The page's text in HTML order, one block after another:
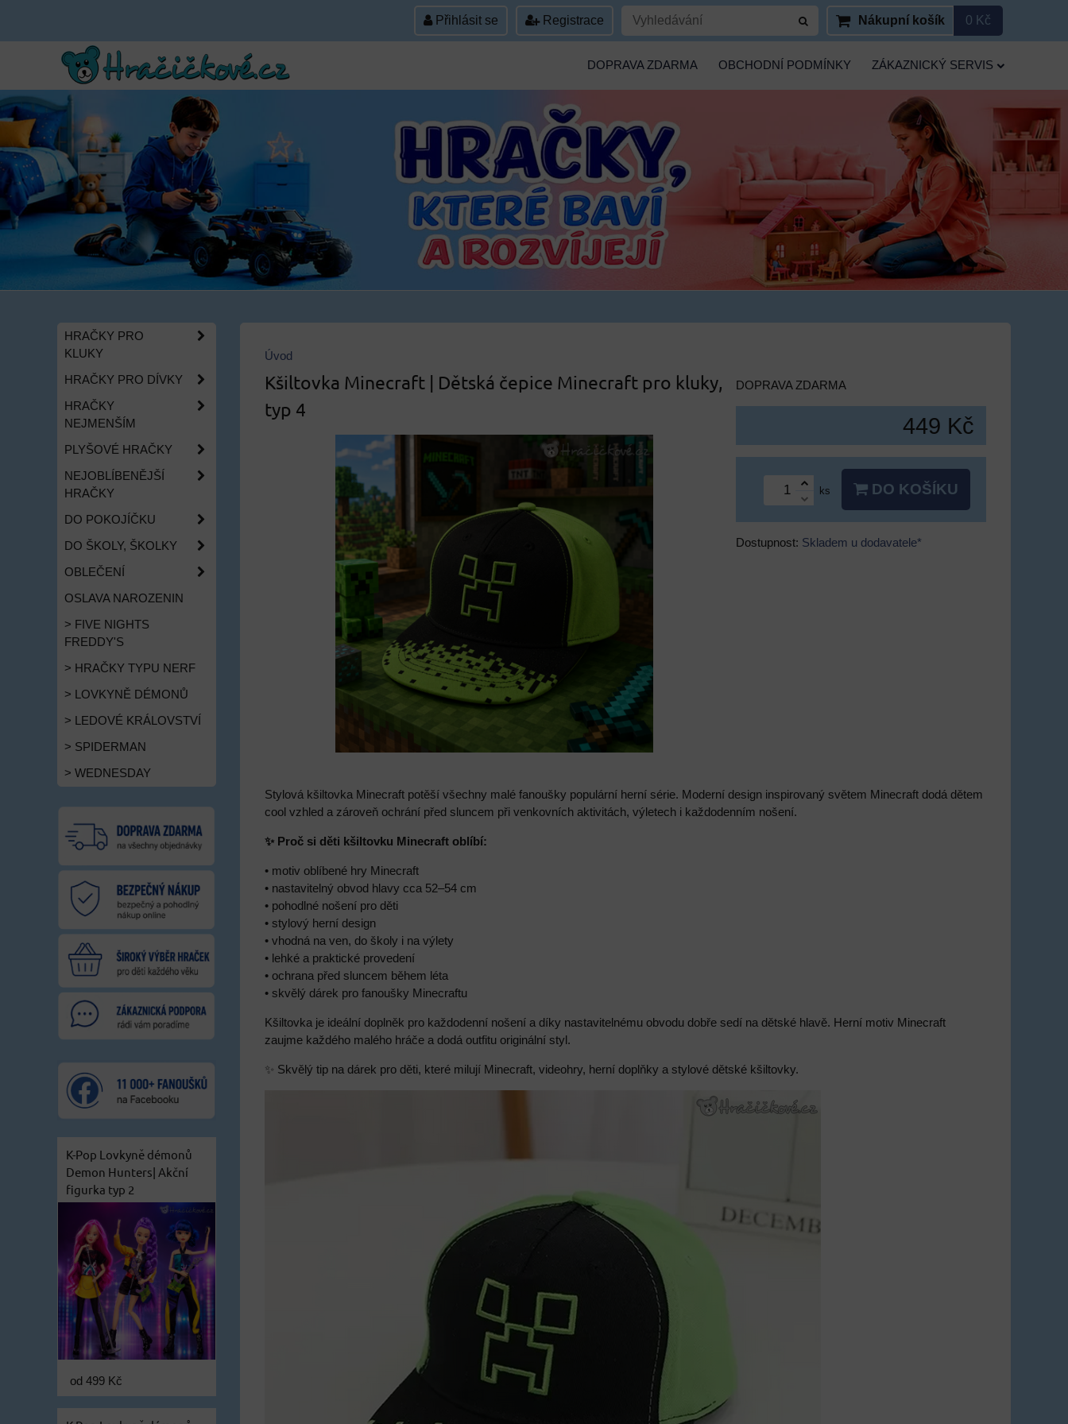
Přihlásit se Registrace Nákupní košík 0 Kč
DOPRAVA ZDARMA OBCHODNÍ PODMÍNKY ZÁKAZNICKÝ SERVIS
Úvod
Kšiltovka Minecraft | Dětská čepice Minecraft pro kluky,
typ 4
DOPRAVA ZDARMA
449 Kč
ks DO KOŠÍKU
Dostupnost: Skladem u dodavatele*
Stylová kšiltovka Minecraft potěší všechny malé fanoušky populární herní série. Moderní design inspirovaný světem Minecraft dodá dětem
cool vzhled a zároveň ochrání před sluncem při venkovních aktivitách, výletech i každodenním nošení.
✨ Proč si děti kšiltovku Minecraft oblíbí:
• motiv oblíbené hry Minecraft
• nastavitelný obvod hlavy cca 52–54 cm
• pohodlné nošení pro děti
• stylový herní design
• vhodná na ven, do školy i na výlety
• lehké a praktické provedení
• ochrana před sluncem během léta
• skvělý dárek pro fanoušky Minecraftu
Kšiltovka je ideální doplněk pro každodenní nošení a díky nastavitelnému obvodu dobře sedí na dětské hlavě. Herní motiv Minecraft
zaujme každého malého hráče a dodá outfitu originální styl.
✨ Skvělý tip na dárek pro děti, které milují Minecraft, videohry, herní doplňky a stylové dětské kšiltovky.
HRAČKY PRO
KLUKY
HRAČKY PRO DÍVKY
HRAČKY
NEJMENŠÍM
PLYŠOVÉ HRAČKY
NEJOBLÍBENĚJŠÍ
HRAČKY
DO POKOJÍČKU
DO ŠKOLY, ŠKOLKY
OBLEČENÍ
OSLAVA NAROZENIN
> FIVE NIGHTS
FREDDY'S
> HRAČKY TYPU NERF
> LOVKYNĚ DÉMONŮ
> LEDOVÉ KRÁLOVSTVÍ
> SPIDERMAN
> WEDNESDAY
K-Pop Lovkyně démonů
Demon Hunters| Akční
figurka typ 2
od 499 Kč